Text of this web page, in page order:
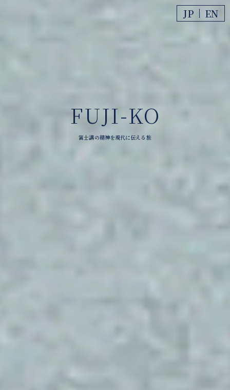
JP EN
FUJI-KO
富士講の精神を現代に伝える旅